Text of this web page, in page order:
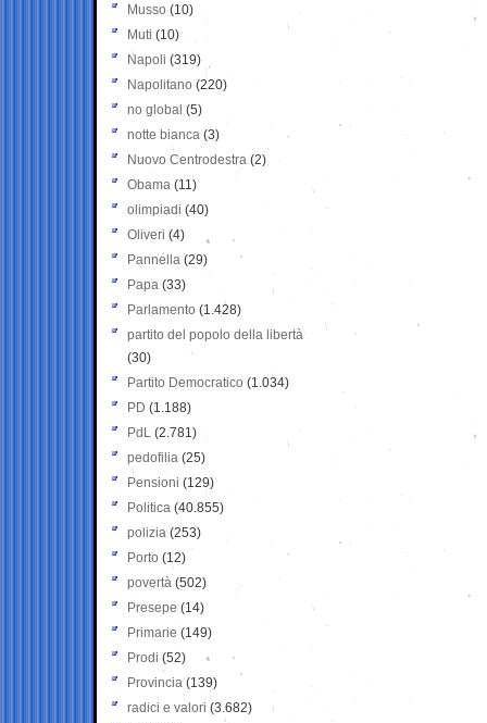
Musso (10)
Muti (10)
Napoli (319)
Napolitano (220)
no global (5)
notte bianca (3)
Nuovo Centrodestra (2)
Obama (11)
olimpiadi (40)
Oliveri (4)
Pannella (29)
Papa (33)
Parlamento (1.428)
partito del popolo della libertà
(30)
Partito Democratico (1.034)
PD (1.188)
PdL (2.781)
pedofilia (25)
Pensioni (129)
Politica (40.855)
polizia (253)
Porto (12)
povertà (502)
Presepe (14)
Primarie (149)
Prodi (52)
Provincia (139)
radici e valori (3.682)